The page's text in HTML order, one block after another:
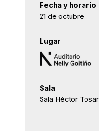
Fecha y horario
21 de octubre
Lugar
Sala
Sala Héctor Tosar